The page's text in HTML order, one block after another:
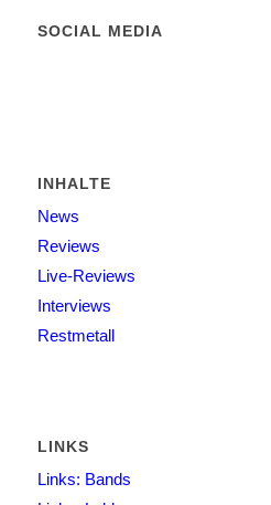
SOCIAL MEDIA
INHALTE
News
Reviews
Live-Reviews
Interviews
Restmetall
LINKS
Links: Bands